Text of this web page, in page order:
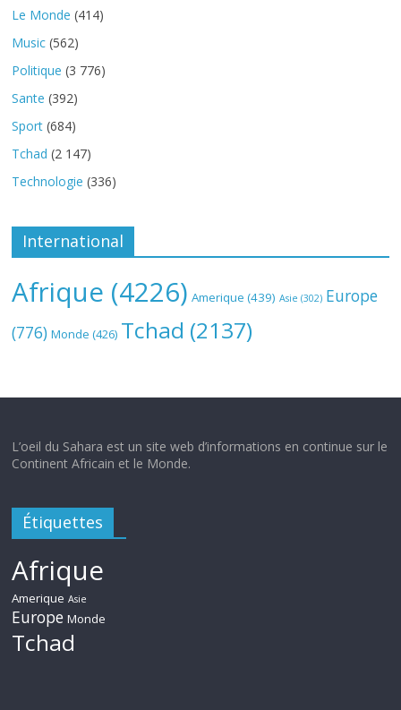
Le Monde (414)
Music (562)
Politique (3 776)
Sante (392)
Sport (684)
Tchad (2 147)
Technologie (336)
International
Afrique (4226) Amerique (439) Asie (302) Europe
(776) Monde (426) Tchad (2137)
L’oeil du Sahara est un site web d’informations en continue sur le
Continent Africain et le Monde.
Étiquettes
Afrique
Amerique Asie
Europe Monde
Tchad